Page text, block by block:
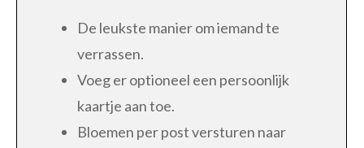
De leukste manier om iemand te
verrassen.
Voeg er optioneel een persoonlijk
kaartje aan toe.
Bloemen per post versturen naar